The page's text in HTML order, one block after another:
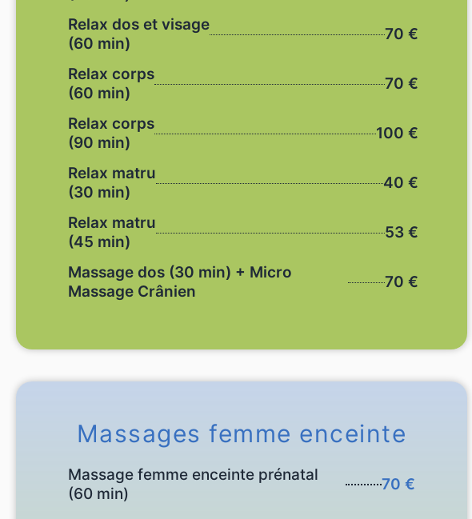
Relax dos et visage
(60 min)
70 €
Relax corps
(60 min)
70 €
Relax corps
(90 min)
100 €
Relax matru
(30 min)
40 €
Relax matru
(45 min)
53 €
Massage dos (30 min) + Micro
Massage Crânien
70 €
Massages femme enceinte
Massage femme enceinte prénatal
(60 min)
70 €